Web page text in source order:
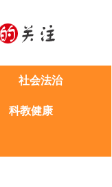
社会法治
科教健康